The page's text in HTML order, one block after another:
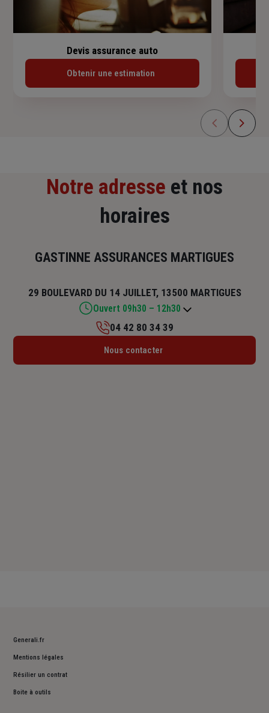
Devis assurance auto
Obtenir une estimation
Notre adresse et nos
horaires
GASTINNE ASSURANCES MARTIGUES
29 BOULEVARD DU 14 JUILLET, 13500 MARTIGUES
Ouvert 09h30 – 12h30
Lundi : 09h30 – 12h30
04 42 80 34 39
Nous contacter
Generali.fr
Mentions légales
Résilier un contrat
Boite à outils